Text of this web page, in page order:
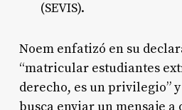
(SEVIS).
Noem enfatizó en su
“matricular estudiantes
derecho, es un privilegio”
busca enviar un mensaje